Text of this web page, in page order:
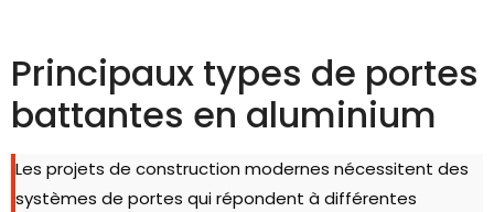
Principaux types de portes
battantes en aluminium
Les projets de construction modernes nécessitent des
systèmes de portes qui répondent à différentes